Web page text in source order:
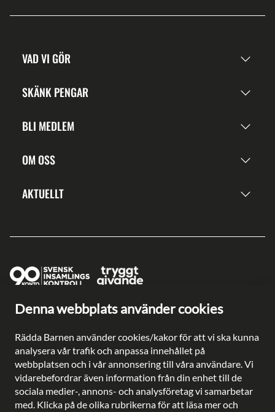
Denna webbplats använder cookies
Rädda Barnen använder cookies/kakor för att vi ska kunna
analysera vår trafik och anpassa innehållet på
webbplatsen och i vår annonsering till våra användare. Vi
vidarebefordrar även information från din enhet till de
sociala medier-, annons- och analysföretag vi samarbetar
med. Klicka på de olika rubrikerna för att läsa mer och
VAD VI GÖR
SKÄNK PENGAR
BLI MEDLEM
OM OSS
AKTUELLT
Ge en gåva direkt
Plusgiro: 90 2003-3
Bankgiro: 902-0033
Säkra betalningar med